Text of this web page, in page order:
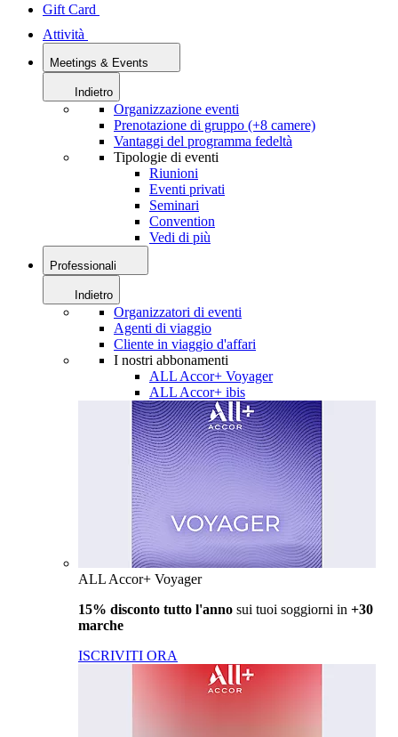
Gift Card
Attività
Meetings & Events
Indietro
Organizzazione eventi
Prenotazione di gruppo (+8 camere)
Vantaggi del programma fedeltà
Tipologie di eventi
Riunioni
Eventi privati
Seminari
Convention
Vedi di più
Professionali
Indietro
Organizzatori di eventi
Agenti di viaggio
Cliente in viaggio d'affari
I nostri abbonamenti
ALL Accor+ Voyager
ALL Accor+ ibis
ALL Accor+ Voyager
15% disconto tutto l'anno sui tuoi soggiorni in +30
marche
ISCRIVITI ORA